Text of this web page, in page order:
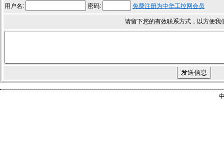
用户名: 密码: 免费注册为中华工控网会员
请留下您的有效联系方式，以方便我